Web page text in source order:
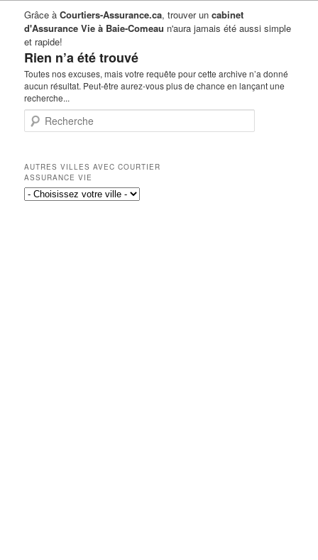
Grâce àCourtiers-Assurance.ca, trouver uncabinet
d'Assurance Vie à Baie-Comeau n'aura jamais été aussi simple
et rapide!
Rien n’a été trouvé
Toutes nos excuses, mais votre requête pour cette archive n’a donné
aucun résultat. Peut-être aurez-vous plus de chance en lançant une
recherche...
Recherche
AUTRES VILLES AVEC COURTIER
ASSURANCE VIE